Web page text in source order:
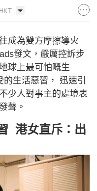
成為雙方摩擦導火
發文，嚴厲控訴步
球上最可怕嘅生
生活惡習， 迅速引
少人對事主的處境表
聲。
港女直斥：出